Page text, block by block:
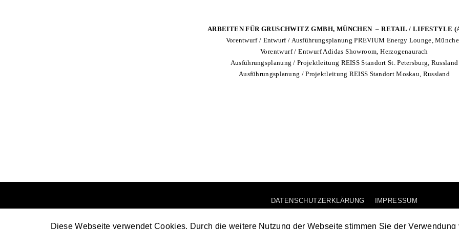
ARBEITEN FÜR GRUSCHWITZ GMBH, MÜNCHEN –RETAIL / LIFESTYLE
Vorentwurf / Entwurf / Ausführungsplanung PREVIUM Energy Lounge,
Vorentwurf / Entwurf Adidas Showroom, Herzogenaurach
Ausführungsplanung / Projektleitung REISS Standort St. Petersburg, Russland
Ausführungsplanung / Projektleitung REISS Standort Moskau, Russland
DATENSCHUTZERKLÄRUNG IMPRESSUM
2020 ©IDA
Diese Webseite verwendet Cookies. Durch die weitere Nutzung der Webseite stimmen Sie der